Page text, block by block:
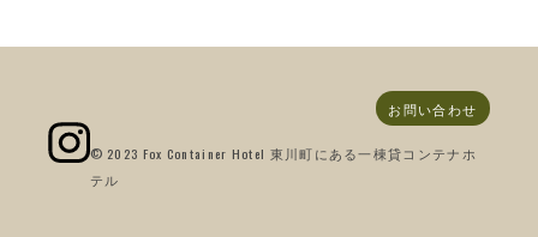
お問い合わせ
© 2023 Fox Container Hotel 東川町にある一棟貸コンテナホ
テル